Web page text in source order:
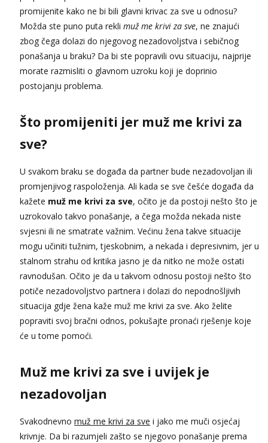
Ivančica
Tel:064/677-677- Kod: #108
tel:0,93€ - mob:1,12€ min
Zara
Čekam tvoj poziv!
tel:0,93€ - mob:1,12€ min
promijenite kako ne bi bili glavni krivac za sve u odnosu?
Možda ste puno puta rekli muž me krivi za sve, ne znajući
zbog čega dolazi do njegovog nezadovoljstva i sebičnog
ponašanja u braku? Da bi ste popravili ovu situaciju, najprije
morate razmisliti o glavnom uzroku koji je doprinio
postojanju problema.
Što promijeniti jer muž me krivi za
sve?
U svakom braku se događa da partner bude nezadovoljan ili
promjenjivog raspoloženja. Ali kada se sve češće događa da
kažete muž me krivi za sve, očito je da postoji nešto što je
uzrokovalo takvo ponašanje, a čega možda nekada niste
svjesni ili ne smatrate važnim. Većinu žena takve situacije
mogu učiniti tužnim, tjeskobnim, a nekada i depresivnim, jer u
stalnom strahu od kritika jasno je da nitko ne može ostati
ravnodušan. Očito je da u takvom odnosu postoji nešto što
potiče nezadovoljstvo partnera i dolazi do nepodnošljivih
situacija gdje žena kaže muž me krivi za sve. Ako želite
popraviti svoj bračni odnos, pokušajte pronaći rješenje koje
će u tome pomoći.
Muž me krivi za sve i uvijek je
nezadovoljan
Svakodnevno muž me krivi za sve i jako me muči osjećaj
krivnje. Da bi razumjeli zašto se njegovo ponašanje prema